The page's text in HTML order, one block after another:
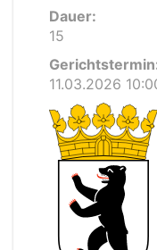
Dauer:
15
11.03.2026